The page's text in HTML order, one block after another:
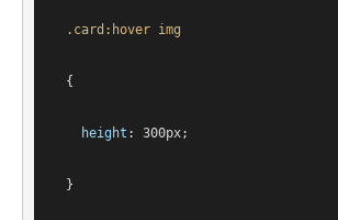
.card :hover img
  {
height : 300px;
  }